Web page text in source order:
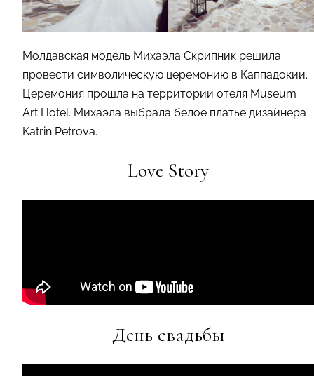
Молдавская модель Михаэла Скрипник решила
провести символическую церемонию в Каппадокии.
Церемония прошла на территории отеля Museum
Art Hotel. Михаэла выбрала белое платье дизайнера
Katrin Petrova.
Love Story
День свадьбы